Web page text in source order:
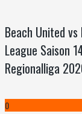
Beach United
League Saison
Regionalliga
0